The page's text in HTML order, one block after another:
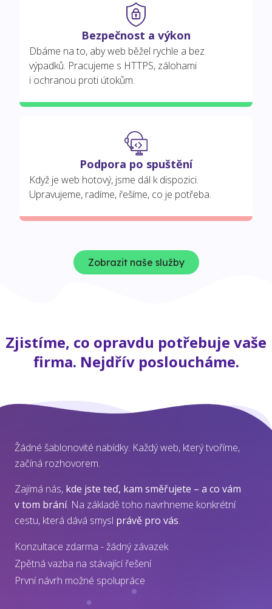
Bezpečnost a výkon
Dbáme na to, aby web běžel rychle a bez
výpadků. Pracujeme s HTTPS, zálohami
i ochranou proti útokům.
Podpora po spuštění
Když je web hotový, jsme dál k dispozici.
Upravujeme, radíme, řešíme, co je potřeba.
Zobrazit naše služby
Zjistíme, co opravdu potřebuje vaše
firma. Nejdřív posloucháme.
Žádné šablonovité nabídky. Každý web, který tvoříme,
začíná rozhovorem.
Zajímá nás, kde jste teď, kam směřujete – a co vám
v tom brání. Na základě toho navrhneme konkrétní
cestu, která dává smysl právě pro vás.
Konzultace zdarma - žádný závazek
Zpětná vazba na stávající řešení
První návrh možné spolupráce